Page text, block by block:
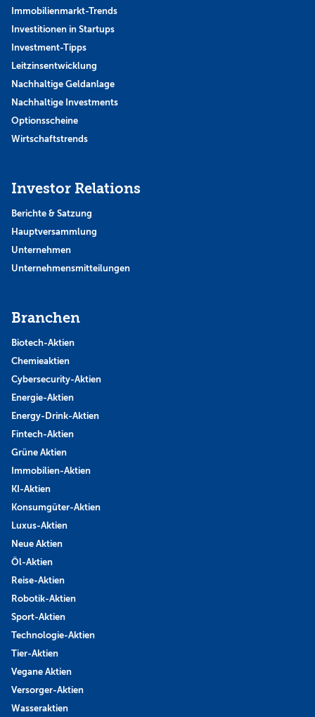
Immobilienmarkt-Trends
Investitionen in Startups
Investment-Tipps
Leitzinsentwicklung
Nachhaltige Geldanlage
Nachhaltige Investments
Optionsscheine
Wirtschaftstrends
Investor Relations
Berichte & Satzung
Hauptversammlung
Unternehmen
Unternehmensmitteilungen
Branchen
Biotech-Aktien
Chemieaktien
Cybersecurity-Aktien
Energie-Aktien
Energy-Drink-Aktien
Fintech-Aktien
Grüne Aktien
Immobilien-Aktien
KI-Aktien
Konsumgüter-Aktien
Luxus-Aktien
Neue Aktien
Öl-Aktien
Reise-Aktien
Robotik-Aktien
Sport-Aktien
Technologie-Aktien
Tier-Aktien
Vegane Aktien
Versorger-Aktien
Wasseraktien